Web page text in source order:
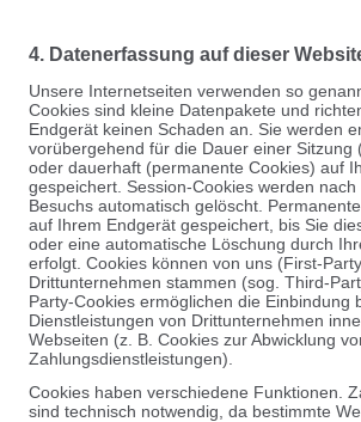
4. Datenerfassung auf dieser
Unsere Internetseiten verwenden so
Cookies sind kleine Datenpakete und
Endgerät keinen Schaden an. Sie werden
vorübergehend für die Dauer einer Sitzung
oder dauerhaft (permanente Cookies) auf
gespeichert. Session-Cookies werden
Besuchs automatisch gelöscht.
auf Ihrem Endgerät gespeichert, bis Sie
oder eine automatische Löschung durch
erfolgt. Cookies können von uns (First-
Drittunternehmen stammen (sog. Third-
Party-Cookies ermöglichen die Einbindung
Dienstleistungen von Drittunternehmen
Webseiten (z. B. Cookies zur Abwicklung
Zahlungsdienstleistungen).
Cookies haben verschiedene Funktionen.
sind technisch notwendig, da bestimmte